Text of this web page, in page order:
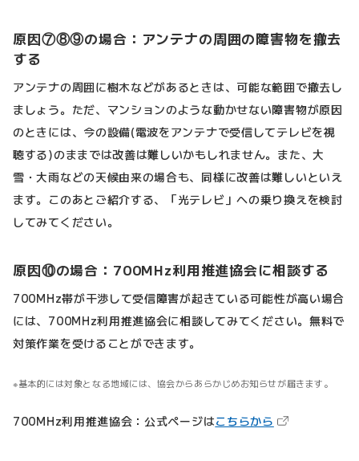
原因⑦⑧⑨の場合：アンテナの周囲の障害物を撤去
する
アンテナの周囲に樹木などがあるときは、可能な範囲で撤去し
ましょう。ただ、マンションのような動かせない障害物が原因
のときには、今の設備(電波をアンテナで受信してテレビを視
聴する)のままでは改善は難しいかもしれません。また、大
雪・大雨などの天候由来の場合も、同様に改善は難しいといえ
ます。このあとご紹介する、「光テレビ」への乗り換えを検討
してみてください。
原因⑩の場合：700MHz利用推進協会に相談する
700MHz帯が干渉して受信障害が起きている可能性が高い場合
には、700MHz利用推進協会に相談してみてください。無料で
対策作業を受けることができます。
基本的には対象となる地域には、協会からあらかじめお知らせが届きます。
700MHz利用推進協会：公式ページはこちらから （新しいタブ